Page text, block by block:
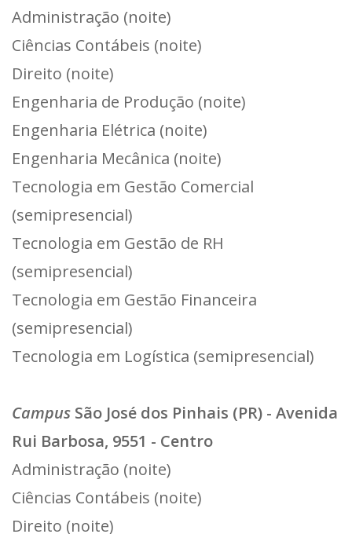
Administração (noite)
Ciências Contábeis (noite)
Direito (noite)
Engenharia de Produção (noite)
Engenharia Elétrica (noite)
Engenharia Mecânica (noite)
Tecnologia em Gestão Comercial
(semipresencial)
Tecnologia em Gestão de RH
(semipresencial)
Tecnologia em Gestão Financeira
(semipresencial)
Tecnologia em Logística (semipresencial)
Campus São José dos Pinhais (PR) - Avenida
Rui Barbosa, 9551 - Centro
Administração (noite)
Ciências Contábeis (noite)
Direito (noite)